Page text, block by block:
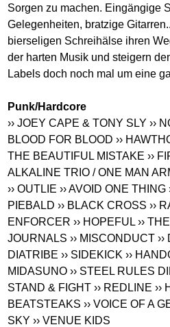
Sorgen zu machen. Eingängige
Gelegenheiten, bratzige
bierseligen Schreihälse ihren
der harten Musik und steigern
Labels doch noch mal um eine
Punk/Hardcore
›› JOEY CAPE & TONY SLY ››
BLOOD FOR BLOOD ››
THE BEAUTIFUL MISTAKE ››
ALKALINE TRIO / ONE MAN
›› OUTLIE ›› AVOID ONE THING
PIEBALD ›› BLACK CROSS ››
ENFORCER ›› HOPEFUL ››
JOURNALS ›› MISCONDUCT
DIATRIBE ›› SIDEKICK ››
MIDASUNO ›› STEEL RULES
STAND & FIGHT ›› REDLINE ››
BEATSTEAKS ›› VOICE OF A
SKY ›› VENUE KIDS